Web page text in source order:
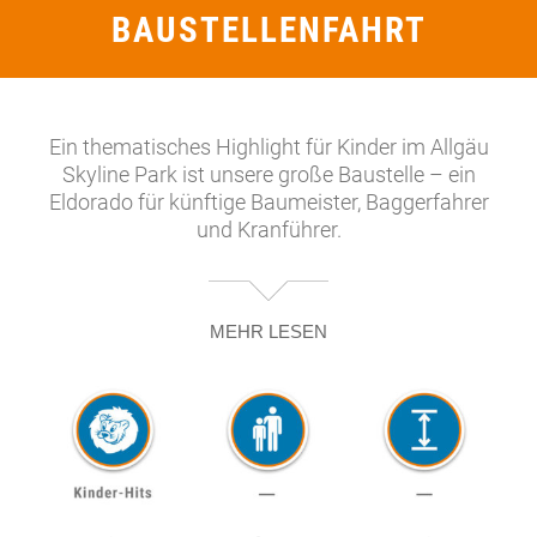
BAUSTELLENFAHRT
Ein thematisches Highlight für Kinder im Allgäu
Skyline Park ist unsere große Baustelle – ein
Eldorado für künftige Baumeister, Baggerfahrer
und Kranführer.
MEHR LESEN
In kleinen Autos, Radladern und Mini-
Traktoren geht die Fahrt im Schritttempo auf
einer Länge von 200 m durch eine täuschend
echt nachgebaute Baustelle, auf der man am
liebsten sofort mit dem Aus- und Weiterbau